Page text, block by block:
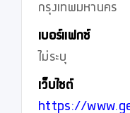
กรุงเทพมหานคร
เบอร์แฟกซ์
ไม่ระบุ
เว็บไซต์
https://